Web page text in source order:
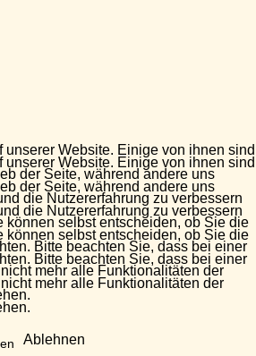
unserer Website. Einige von ihnen sind
der Seite, während andere uns
die Nutzererfahrung zu verbessern
können selbst entscheiden, ob Sie die
Bitte beachten Sie, dass bei einer
mehr alle Funktionalitäten der
unserer Website. Einige von ihnen sind
der Seite, während andere uns
die Nutzererfahrung zu verbessern
können selbst entscheiden, ob Sie die
Bitte beachten Sie, dass bei einer
mehr alle Funktionalitäten der
Ablehnen